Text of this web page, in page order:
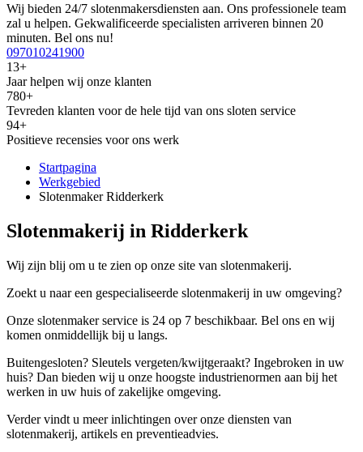
Wij bieden 24/7 slotenmakersdiensten aan. Ons professionele team
zal u helpen. Gekwalificeerde specialisten arriveren binnen 20
minuten. Bel ons nu!
097010241900
13+
Jaar helpen wij onze klanten
780+
Tevreden klanten voor de hele tijd van ons sloten service
94+
Positieve recensies voor ons werk
Startpagina
Werkgebied
Slotenmaker Ridderkerk
Slotenmakerij in Ridderkerk
Wij zijn blij om u te zien op onze site van slotenmakerij.
Zoekt u naar een gespecialiseerde slotenmakerij in uw omgeving?
Onze slotenmaker service is 24 op 7 beschikbaar. Bel ons en wij
komen onmiddellijk bij u langs.
Buitengesloten? Sleutels vergeten/kwijtgeraakt? Ingebroken in uw
huis? Dan bieden wij u onze hoogste industrienormen aan bij het
werken in uw huis of zakelijke omgeving.
Verder vindt u meer inlichtingen over onze diensten van
slotenmakerij, artikels en preventieadvies.